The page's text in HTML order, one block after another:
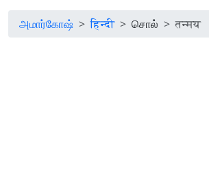
அமார்கோஷ் हिन्दी சொல் तन्मय